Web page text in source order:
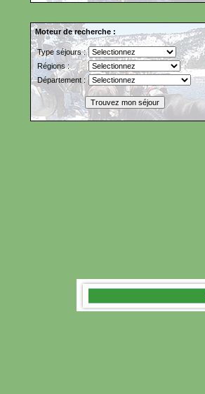
Moteur de recherche :
Type séjours :
Régions :
Département :